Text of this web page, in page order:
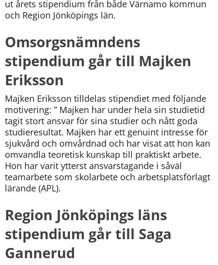
ut årets stipendium från både Värnamo kommun
och Region Jönköpings län.
Omsorgsnämndens
stipendium går till Majken
Eriksson
Majken Eriksson tilldelas stipendiet med följande
motivering: ” Majken har under hela sin studietid
tagit stort ansvar för sina studier och nått goda
studieresultat. Majken har ett genuint intresse för
sjukvård och omvårdnad och har visat att hon kan
omvandla teoretisk kunskap till praktiskt arbete.
Hon har varit ytterst ansvarstagande i såväl
teamarbete som skolarbete och arbetsplatsförlagt
lärande (APL).
Region Jönköpings läns
stipendium går till Saga
Gannerud